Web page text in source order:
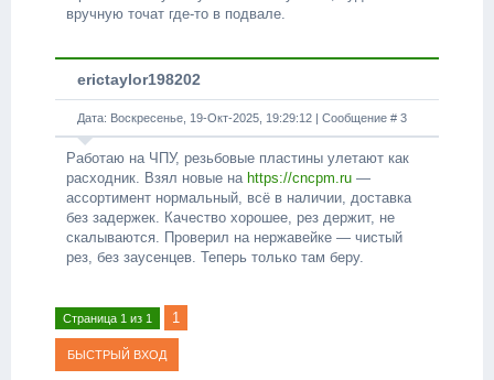
вручную точат где-то в подвале.
erictaylor198202
Дата: Воскресенье, 19-Окт-2025, 19:29:12 | Сообщение # 3
Работаю на ЧПУ, резьбовые пластины улетают как
расходник. Взял новые на https://cncpm.ru —
ассортимент нормальный, всё в наличии, доставка
без задержек. Качество хорошее, рез держит, не
скалываются. Проверил на нержавейке — чистый
рез, без заусенцев. Теперь только там беру.
Страница 1 из 1 1